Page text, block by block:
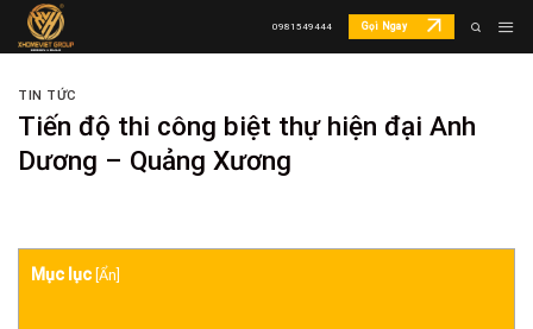
Skip
0981549444 Gọi Ngay
TIN TỨC
Tiến độ thi công biệt thự hiện đại Anh
Dương – Quảng Xương
Mục lục Ẩn